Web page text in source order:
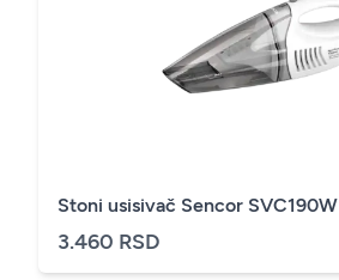
Stoni usisivač Sencor SVC190W
3.460 RSD